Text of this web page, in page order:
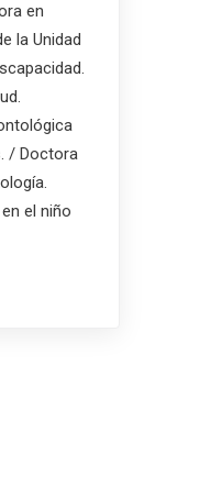
en
la Unidad
/ Doctora
el niño